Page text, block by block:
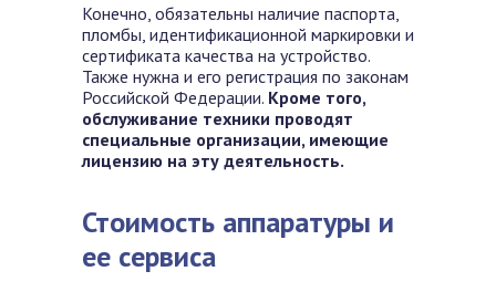
Конечно, обязательны наличие паспорта,
пломбы, идентификационной маркировки и
сертификата качества на устройство.
Также нужна и его регистрация по законам
Российской Федерации. Кроме того,
обслуживание техники проводят
специальные организации, имеющие
лицензию на эту деятельность.
Стоимость аппаратуры и
ее сервиса